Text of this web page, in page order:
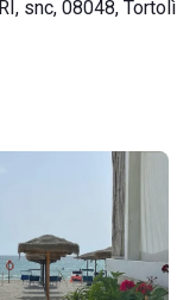
snc, 08048, Tortolì